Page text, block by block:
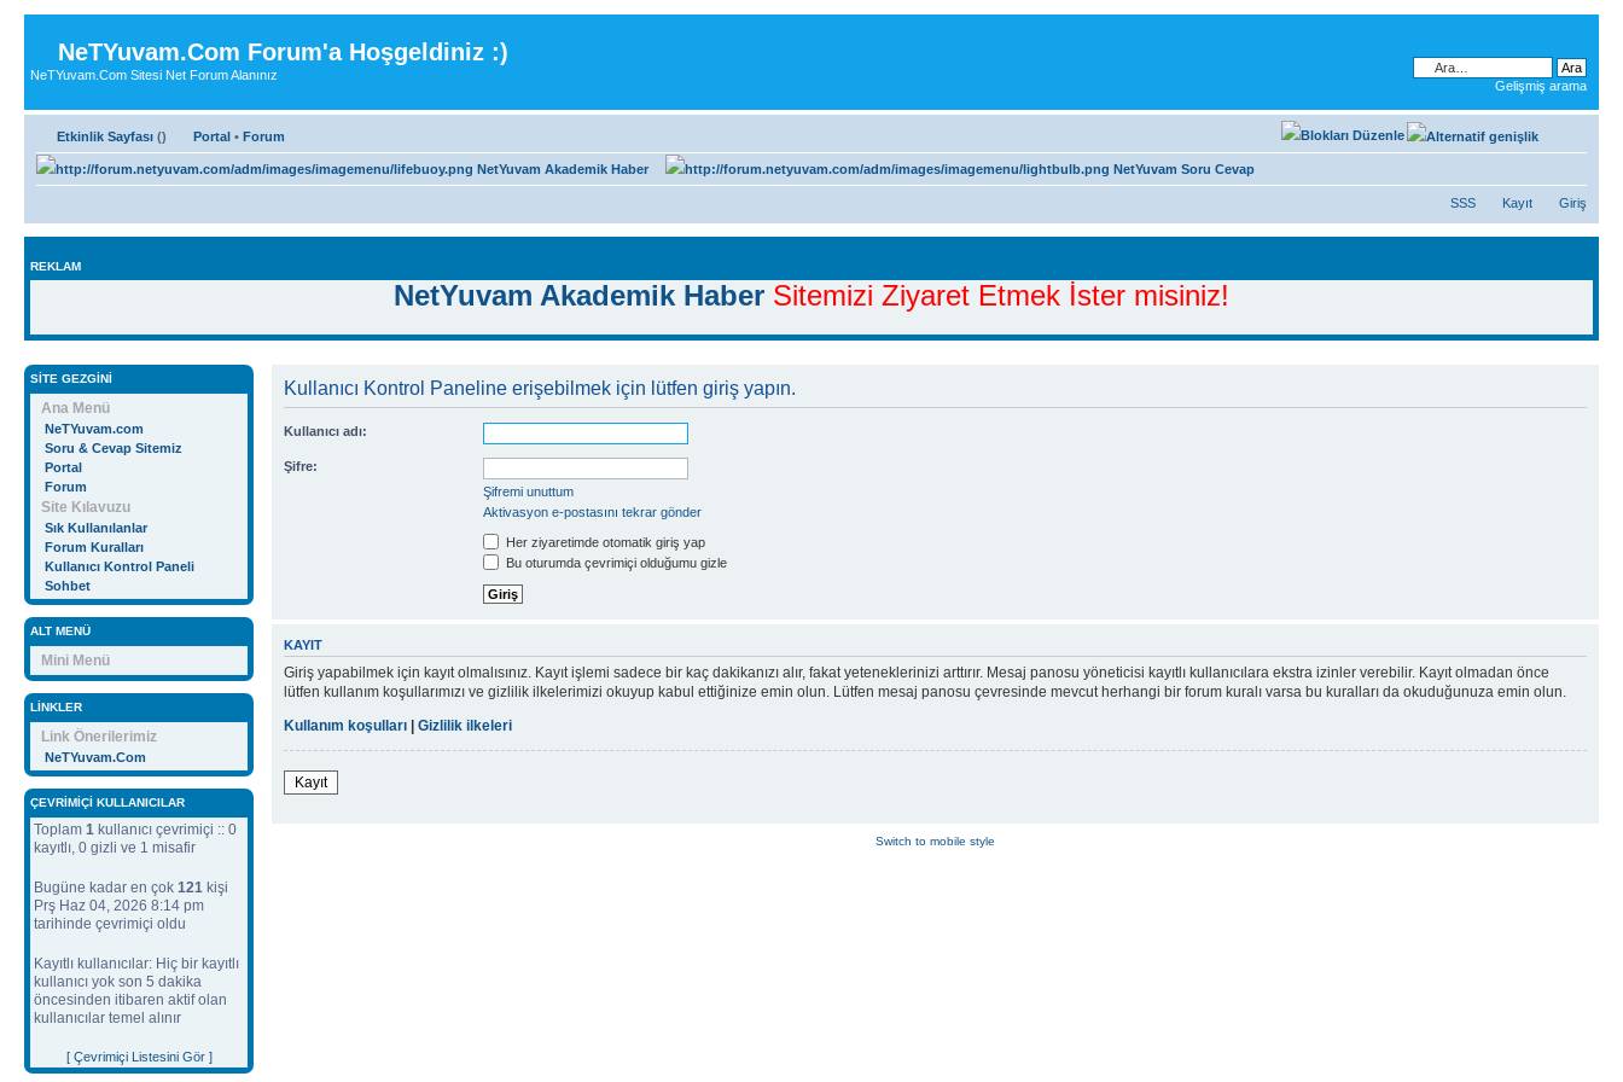
NeTYuvam.Com Forum'a Hoşgeldiniz :)
NeTYuvam.Com Sitesi Net Forum Alanınız
Gelişmiş arama
Etkinlik Sayfası () Portal • Forum
NetYuvam Akademik Haber NetYuvam Soru Cevap
SSS Kayıt Giriş
REKLAM
NetYuvam Akademik Haber Sitemizi Ziyaret Etmek İster misiniz!
SITE GEZGINI
Ana Menü
NeTYuvam.com
Soru & Cevap Sitemiz
Portal
Forum
Site Kılavuzu
Sık Kullanılanlar
Forum Kuralları
Kullanıcı Kontrol Paneli
Sohbet
ALT MENÜ
Mini Menü
LINKLER
Link Önerilerimiz
NeTYuvam.Com
ÇEVRIMIÇI KULLANICILAR
Toplam 1 kullanıcı çevrimiçi :: 0
kayıtlı, 0 gizli ve 1 misafir
Bugüne kadar en çok 121 kişi
Prş Haz 04, 2026 8:14 pm
tarihinde çevrimiçi oldu
Kayıtlı kullanıcılar: Hiç bir kayıtlı
kullanıcı yok son 5 dakika
öncesinden itibaren aktif olan
kullanıcılar temel alınır
[ Çevrimiçi Listesini Gör ]
Kullanıcı Kontrol Paneline erişebilmek için lütfen giriş yapın.
Kullanıcı adı:
Şifre:
Şifremi unuttum
Aktivasyon e-postasını tekrar gönder
Her ziyaretimde otomatik giriş yap
Bu oturumda çevrimiçi olduğumu gizle
KAYIT
Giriş yapabilmek için kayıt olmalısınız. Kayıt işlemi sadece bir kaç dakikanızı alır, fakat yeteneklerinizi arttırır. Mesaj panosu yöneticisi kayıtlı kullanıcılara ekstra izinler verebilir. Kayıt olmadan önce
lütfen kullanım koşullarımızı ve gizlilik ilkelerimizi okuyup kabul ettiğinize emin olun. Lütfen mesaj panosu çevresinde mevcut herhangi bir forum kuralı varsa bu kuralları da okuduğunuza emin olun.
Kullanım koşulları
Gizlilik ilkeleri
Kayıt
Switch to mobile style